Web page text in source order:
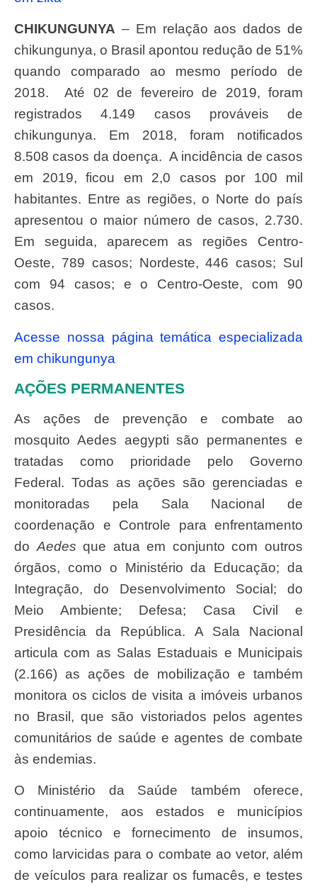
CHIKUNGUNYA – Em relação aos dados de
chikungunya, o Brasil apontou redução de 51%
quando comparado ao mesmo período de
2018. Até 02 de fevereiro de 2019, foram
registrados 4.149 casos prováveis de
chikungunya. Em 2018, foram notificados
8.508 casos da doença. A incidência de casos
em 2019, ficou em 2,0 casos por 100 mil
habitantes. Entre as regiões, o Norte do país
apresentou o maior número de casos, 2.730.
Em seguida, aparecem as regiões Centro-
Oeste, 789 casos; Nordeste, 446 casos; Sul
com 94 casos; e o Centro-Oeste, com 90
casos.
Acesse nossa página temática especializada
em chikungunya
AÇÕES PERMANENTES
As ações de prevenção e combate ao
mosquito Aedes aegypti são permanentes e
tratadas como prioridade pelo Governo
Federal. Todas as ações são gerenciadas e
monitoradas pela Sala Nacional de
coordenação e Controle para enfrentamento
do Aedes que atua em conjunto com outros
órgãos, como o Ministério da Educação; da
Integração, do Desenvolvimento Social; do
Meio Ambiente; Defesa; Casa Civil e
Presidência da República. A Sala Nacional
articula com as Salas Estaduais e Municipais
(2.166) as ações de mobilização e também
monitora os ciclos de visita a imóveis urbanos
no Brasil, que são vistoriados pelos agentes
comunitários de saúde e agentes de combate
às endemias.
O Ministério da Saúde também oferece,
continuamente, aos estados e municípios
apoio técnico e fornecimento de insumos,
como larvicidas para o combate ao vetor, além
de veículos para realizar os fumacês, e testes